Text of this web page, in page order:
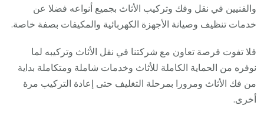
والفنيين في نقل وفك وتركيب الأثاث بجميع أنواعه فضلا عن
خدمات تنظيف وصيانة الأجهزة الكهربائية والمكيفات بصفة خاصة.
فلا تفوت فرصة تعاون مع شركتنا في نقل الأثاث وتركيبه لما
نوفره من الحماية الكاملة للأثاث وخدمات شاملة ومتكاملة بداية
من فك الأثاث ومرورا بمرحلة التغليف حتى إعادة التركيب مرة
أخرى.